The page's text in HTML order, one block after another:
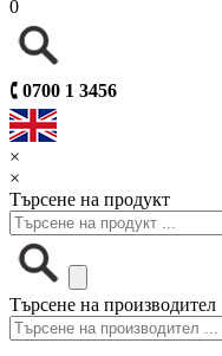
0
🕻 0700 1 3456
×
×
Търсене на продукт
Търсене на производител